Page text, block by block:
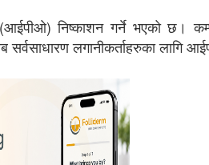
निष्काशन गर्ने भएको छ।
लगानीकर्ताहरुका लागि